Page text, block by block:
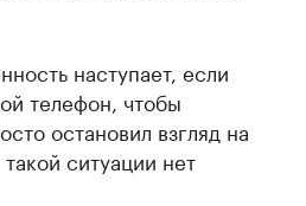
наступает, если
телефон, чтобы
остановил взгляд на
ситуации нет